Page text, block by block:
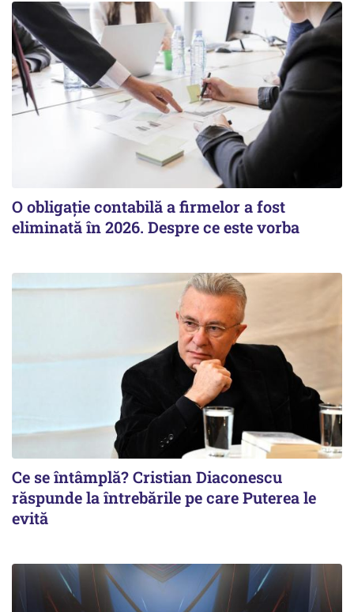
O obligație contabilă a firmelor a fost
eliminată în 2026. Despre ce este vorba
Ce se întâmplă? Cristian Diaconescu
răspunde la întrebările pe care Puterea le
evită